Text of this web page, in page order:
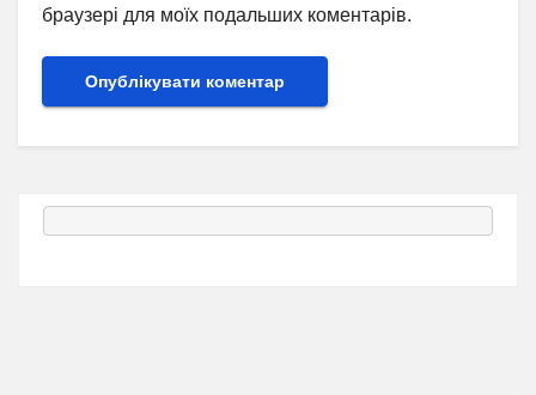
браузері для моїх подальших коментарів.